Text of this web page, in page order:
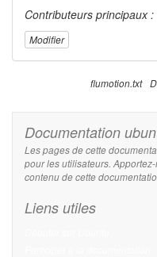
Contributeurs principaux :
Modifier
flumotion.txt
Documentation
Les pages de cette
pour les utilisateurs.
contenu de cette
Liens utiles